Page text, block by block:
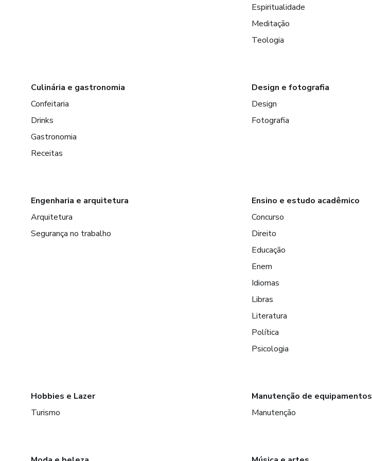
Espiritualidade
Meditação
Teologia
Culinária e gastronomia
Confeitaria
Drinks
Gastronomia
Receitas
Design e fotografia
Design
Fotografia
Engenharia e arquitetura
Arquitetura
Segurança no trabalho
Ensino e estudo acadêmico
Concurso
Direito
Educação
Enem
Idiomas
Libras
Literatura
Política
Psicologia
Hobbies e Lazer
Turismo
Manutenção de equipamentos
Manutenção